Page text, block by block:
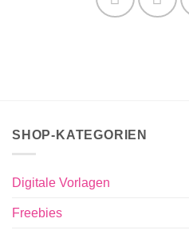
SHOP-KATEGORIEN
Digitale Vorlagen
Freebies